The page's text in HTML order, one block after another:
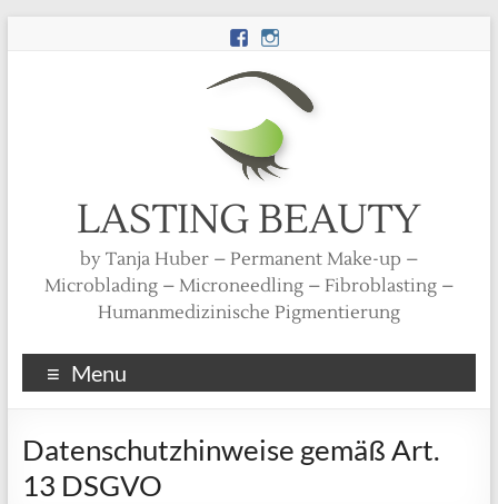
LASTING BEAUTY
by Tanja Huber – Permanent Make-up –
Microblading – Microneedling – Fibroblasting –
Humanmedizinische Pigmentierung
Menu
Datenschutzhinweise gemäß Art.
13 DSGVO